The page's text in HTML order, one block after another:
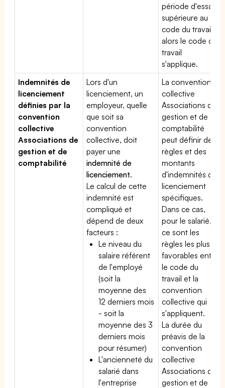
période d'essai
supérieure au
code du travail,
alors le code du
travail
s'applique.
Indemnités de
licenciement
définies par la
convention
collective
Associations de
gestion et de
comptabilité
Lors d'un
licenciement, un
employeur, quelle
que soit sa
convention
collective, doit
payer une
indemnité de
licenciement.
Le calcul de cette
indemnité est
compliqué et
dépend de deux
facteurs :
Le niveau du
salaire référent
de l'employé
(soit la
moyenne des
12 derniers mois
- soit la
moyenne des 3
derniers mois
pour résumer)
L'ancienneté du
salarié dans
l'entreprise
La convention
collective
Associations de
gestion et de
comptabilité
peut définir des
règles et des
montants
d'indemnités de
licenciement
spécifiques.
Dans ce cas,
pour le salarié,
ce sont les
règles les plus
favorables entre
le code du
travail et la
convention
collective qui
s'appliquent.
La durée du
préavis de la
convention
collective
Associations de
gestion et de